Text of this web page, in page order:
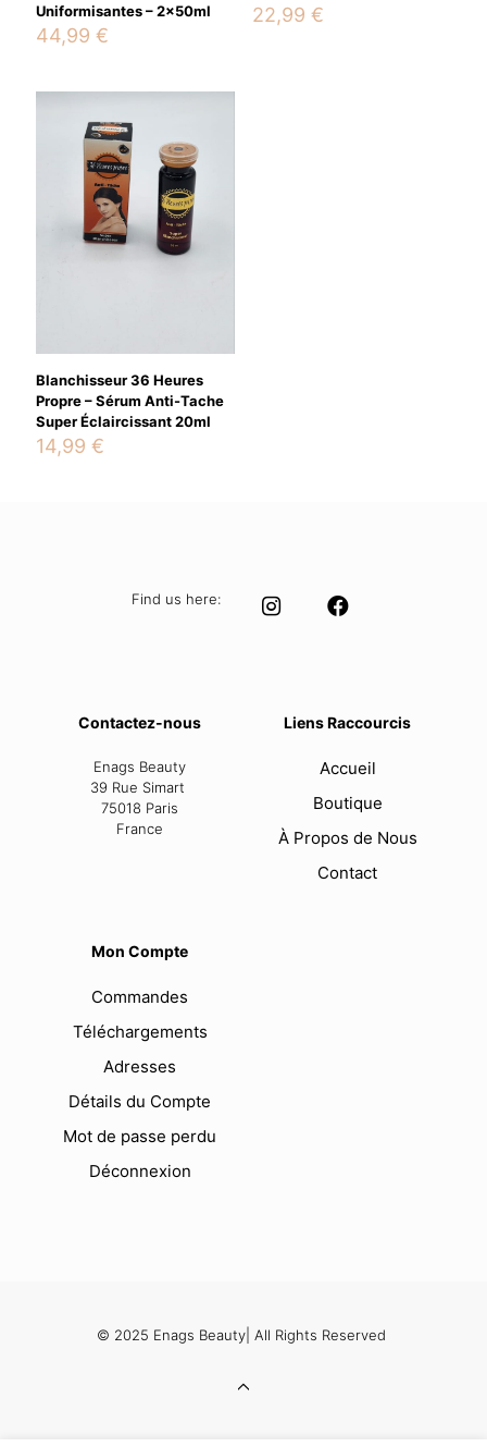
Name*
next time I comment.
Uniformisantes – 2x50ml
44,99 €
22,99 €
Blanchisseur 36 Heures
Propre – Sérum Anti-Tache
Super Éclaircissant 20ml
14,99 €
Find us here:
Contactez-nous
Enags Beauty
39 Rue Simart
75018 Paris
France
Liens Raccourcis
Accueil
Boutique
À Propos de Nous
Contact
Mon Compte
Commandes
Téléchargements
Adresses
Détails du Compte
Mot de passe perdu
Déconnexion
© 2025 Enags Beauty| All Rights Reserved